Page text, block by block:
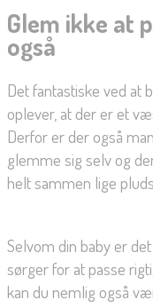
Glem ikke at
også
Det fantastiske ved at
oplever, at der er et
Derfor er der også
glemme sig selv og
helt sammen lige
Selvom din baby er
sørger for at passe
kan du nemlig også